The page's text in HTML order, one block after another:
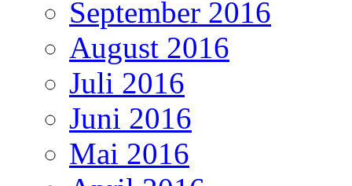
September 2016
August 2016
Juli 2016
Juni 2016
Mai 2016